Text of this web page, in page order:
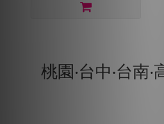
桃園‧台中‧台南